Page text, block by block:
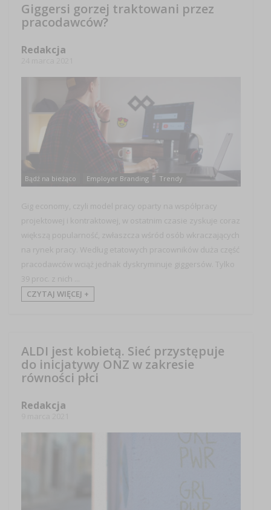
Giggersi gorzej traktowani przez
pracodawców?
Redakcja
Bądź na bieżąco Employer Branding Trendy
Gig economy, czyli model pracy oparty na współpracy
projektowej i kontraktowej, w ostatnim czasie zyskuje coraz
większą popularność, zwłaszcza wśród osób wkraczających
na rynek pracy. Według etatowych pracowników duża część
pracodawców wciąż jednak dyskryminuje giggersów. Tylko
39 proc. z nich ...
CZYTAJ WIĘCEJ +
ALDI jest kobietą. Sieć przystępuje
do inicjatywy ONZ w zakresie
równości płci
Redakcja